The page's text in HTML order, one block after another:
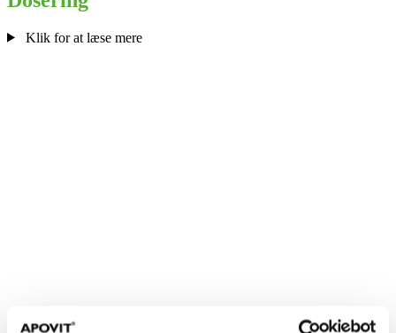
Klik for at læse mere